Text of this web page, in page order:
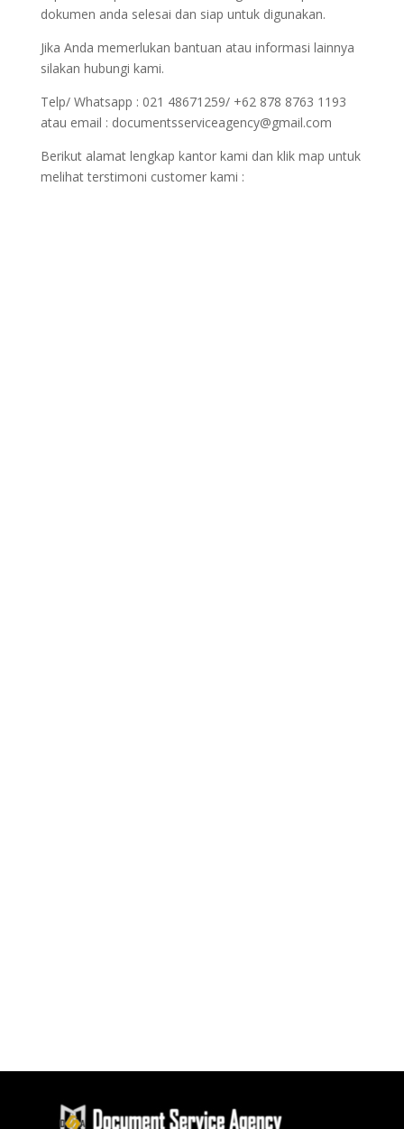
dokumen anda selesai dan siap untuk digunakan.
Jika Anda memerlukan bantuan atau informasi lainnya
silakan hubungi kami.
Telp/ Whatsapp : 021 48671259/ +62 878 8763 1193
atau email : documentsserviceagency@gmail.com
Berikut alamat lengkap kantor kami dan klik map untuk
melihat terstimoni customer kami :